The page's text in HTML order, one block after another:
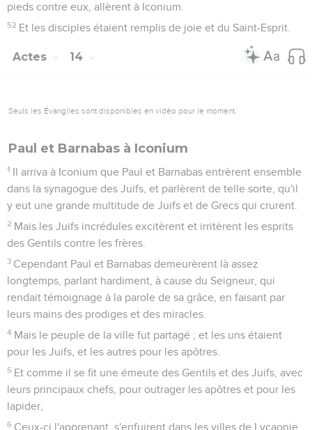
pieds contre eux, allèrent à Iconium.
52 Et les disciples étaient remplis de joie et du Saint-Esprit.
Actes 14
Seuls les Évangiles sont disponibles en vidéo pour le moment.
Paul et Barnabas à Iconium
1 Il arriva à Iconium que Paul et Barnabas entrèrent ensemble
dans la synagogue des Juifs, et parlèrent de telle sorte, qu'il
y eut une grande multitude de Juifs et de Grecs qui crurent.
2 Mais les Juifs incrédules excitèrent et irritèrent les esprits
des Gentils contre les frères.
3 Cependant Paul et Barnabas demeurèrent là assez
longtemps, parlant hardiment, à cause du Seigneur, qui
rendait témoignage à la parole de sa grâce, en faisant par
leurs mains des prodiges et des miracles.
4 Mais le peuple de la ville fut partagé ; et les uns étaient
pour les Juifs, et les autres pour les apôtres.
5 Et comme il se fit une émeute des Gentils et des Juifs, avec
leurs principaux chefs, pour outrager les apôtres et pour les
lapider,
6 Ceux-ci l'apprenant, s'enfuirent dans les villes de Lycaonie,